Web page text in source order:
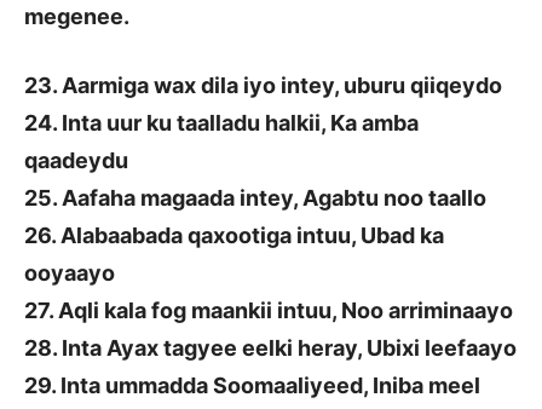
megenee.
23. Aarmiga wax dila iyo intey, uburu qiiqeydo
24. Inta uur ku taalladu halkii, Ka amba
qaadeydu
25. Aafaha magaada intey, Agabtu noo taallo
26. Alabaabada qaxootiga intuu, Ubad ka
ooyaayo
27. Aqli kala fog maankii intuu, Noo arriminaayo
28. Inta Ayax tagyee eelki heray, Ubixi leefaayo
29. Inta ummadda Soomaaliyeed, Iniba meel